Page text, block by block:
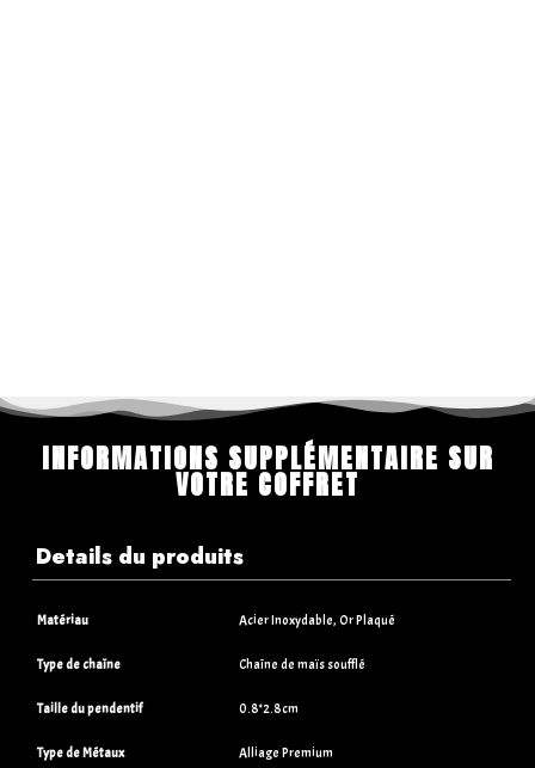
INFORMATIONS SUPPLÉMENTAIRE SUR
VOTRE COFFRET
Details du produits
Matériau Acier Inoxydable, Or Plaqué
Type de chaîne Chaîne de maïs soufflé
Taille du pendentif 0.8*2.8cm
Type de Métaux Alliage Premium